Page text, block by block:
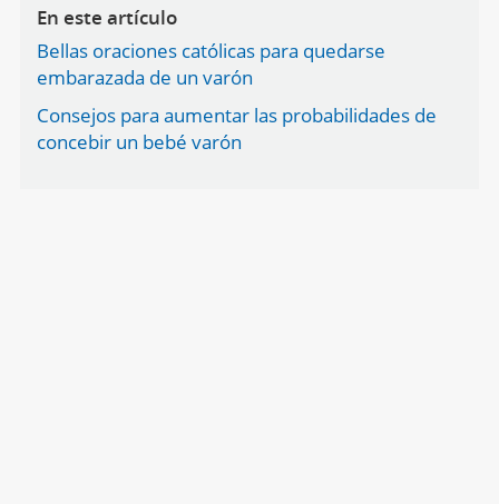
En este artículo
Bellas oraciones católicas para quedarse
embarazada de un varón
Consejos para aumentar las probabilidades de
concebir un bebé varón